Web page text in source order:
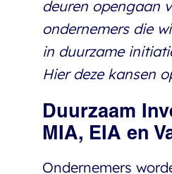
deuren opengaan
ondernemers die
in duurzame
Hier deze kansen
Duurzaam
MIA, EIA en
Ondernemers